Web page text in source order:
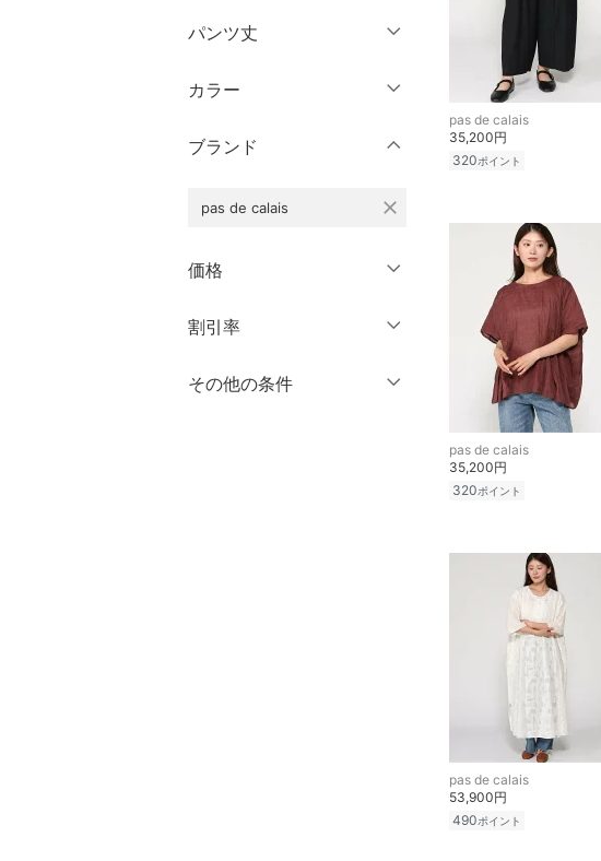
ヘアアクセサリー
マタニティウェア・ベビ
ー用品
スーツ・フォーマル
水着・スイムグッズ
XL
9
12
15
長袖
クリア
ショート丈
ミドル丈
パンツ丈
～ 3分丈
5分丈・ハーフ
10分丈
カラー
クリア
ブランド
pas de calais close
価格
絞り込み
割引率
％OFF～ ％OFF
その他の条件
pas de calais
35,200円
320ポイント
pas de calais
35,200円
320ポイント
pas de calais
53,900円
490ポイント